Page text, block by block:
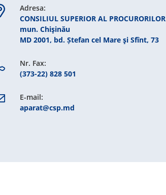
Adresa:
CONSILIUL SUPERIOR AL PROCURORILOR
mun. Chişinău
MD 2001, bd. Ștefan cel Mare şi Sfînt, 73
Nr. Fax:
(373-22) 828 501
E-mail:
aparat@csp.md